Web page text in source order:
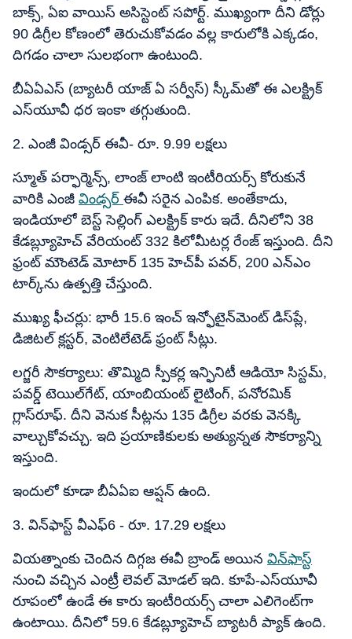
బాక్స్, ఏఐ వాయిస్ అసిస్టెంట్ సపోర్ట్. ముఖ్యంగా దీని డోర్లు
90 డిగ్రీల కోణంలో తెరుచుకోవడం వల్ల కారులోకి ఎక్కడం,
దిగడం చాలా సులభంగా ఉంటుంది.
బీఏఏఎస్​ (బ్యాటరీ యాజ్​ ఏ సర్వీస్​) స్కీమ్​తో ఈ ఎలక్ట్రిక్​
ఎస్​యూవీ ధర ఇంకా తగ్గుతుంది.
2. ఎంజీ విండ్సర్ ఈవీ- రూ. 9.99 లక్షలు
స్మూత్ పర్ఫార్మెన్స్, లాంజ్ లాంటి ఇంటీరియర్స్ కోరుకునే
వారికి ఎంజీ విండ్సర్ ఈవీ సరైన ఎంపిక. అంతేకాదు,
ఇండియాలో బెస్ట్​ సెల్లింగ్​ ఎలక్ట్రిక్​ కారు ఇదే. దీనిలోని 38
కేడబ్ల్యూహెచ్​ వేరియంట్ 332 కిలోమీటర్ల రేంజ్ ఇస్తుంది. దీని
ఫ్రంట్ మౌంటెడ్ మోటార్ 135 హెచ్​పీ పవర్, 200 ఎన్​ఎం
టార్క్‌ను ఉత్పత్తి చేస్తుంది.
ముఖ్య ఫీచర్లు: భారీ 15.6 ఇంచ్​ ఇన్ఫోటైన్‌మెంట్ డిస్‌ప్లే,
డిజిటల్ క్లస్టర్, వెంటిలేటెడ్ ఫ్రంట్ సీట్లు.
లగ్జరీ సౌకర్యాలు: తొమ్మిది స్పీకర్ల ఇన్ఫినిటీ ఆడియో సిస్టమ్,
పవర్డ్ టెయిల్‌గేట్, యాంబియంట్ లైటింగ్, పనోరమిక్
గ్లాస్‌రూఫ్. దీని వెనుక సీట్లను 135 డిగ్రీల వరకు వెనక్కి
వాల్చుకోవచ్చు. ఇది ప్రయాణికులకు అత్యున్నత సౌకర్యాన్ని
ఇస్తుంది.
ఇందులో కూడా బీఏఏఐ ఆప్షన్​ ఉంది.
3. విన్‌ఫాస్ట్ వీఎఫ్​6 - రూ. 17.29 లక్షలు
వియత్నాంకు చెందిన దిగ్గజ ఈవీ బ్రాండ్ అయిన విన్‌ఫాస్ట్
నుంచి వచ్చిన ఎంట్రీ లెవల్ మోడల్ ఇది. కూపే-ఎస్​యూవీ
రూపంలో ఉండే ఈ కారు ఇంటీరియర్స్ చాలా ఎలిగెంట్‌గా
ఉంటాయి. దీనిలో 59.6 కేడబ్ల్యూహెచ్​ బ్యాటరీ ప్యాక్ ఉంది.